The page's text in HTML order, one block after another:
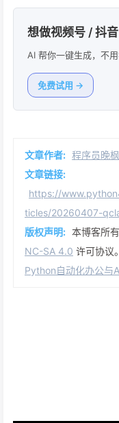
想做视频号 / 抖音
AI 帮你一键生成，不
免费试用 →
文章作者: 程序员晚
文章链接:
https://
ticles/20260407-
版权声明: 本博客所
NC-SA 4.0 许可协议
Python自动化办公与